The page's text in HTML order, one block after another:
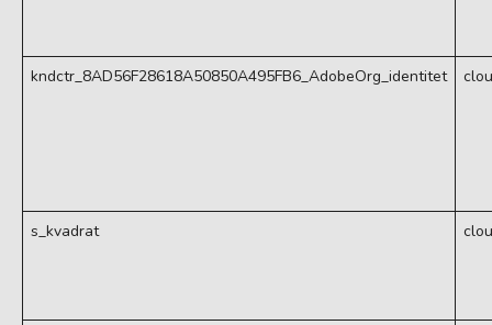
kndctr_8AD56F28618A50850A495FB6_AdobeOrg_identitet
s_kvadrat